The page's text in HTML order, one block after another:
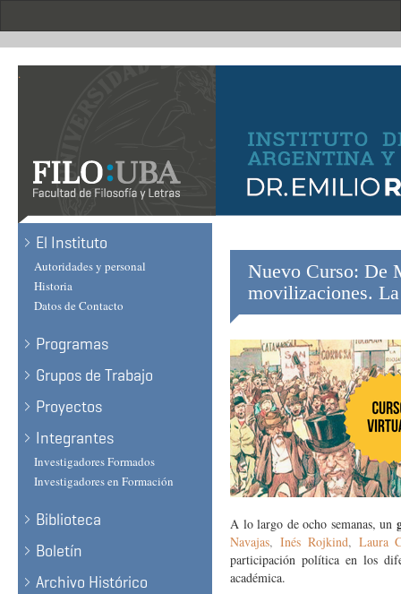
.
El Instituto
Autoridades y personal
Historia
Datos de Contacto
Programas
Grupos de Trabajo
Proyectos
Integrantes
Investigadores Formados
Investigadores en Formación
Biblioteca
Boletín
Archivo Histórico
Nuevo Curso: De
movilizaciones.
A lo largo de ocho semanas, un
Navajas, Inés Rojkind, Laura
participación política en los
académica.